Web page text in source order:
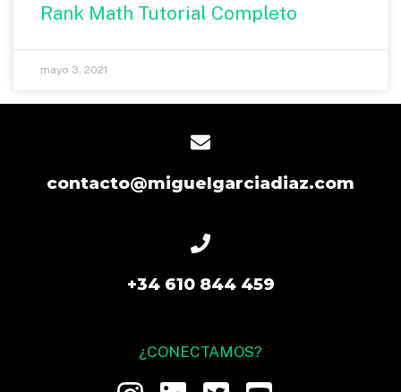
Rank Math Tutorial Completo
mayo 3, 2021
contacto@miguelgarciadiaz.com
+34 610 844 459
¿CONECTAMOS?